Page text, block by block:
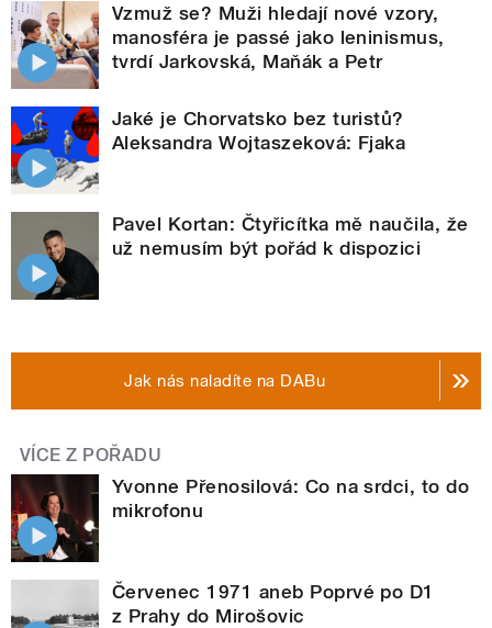
Vzmuž se? Muži hledají nové vzory,
manosféra je passé jako leninismus,
tvrdí Jarkovská, Maňák a Petr
Jaké je Chorvatsko bez turistů?
Aleksandra Wojtaszeková: Fjaka
Pavel Kortan: Čtyřicítka mě naučila, že
už nemusím být pořád k dispozici
Jak nás naladíte na DABu
VÍCE Z POŘADU
Yvonne Přenosilová: Co na srdci, to do
mikrofonu
Červenec 1971 aneb Poprvé po D1
z Prahy do Mirošovic